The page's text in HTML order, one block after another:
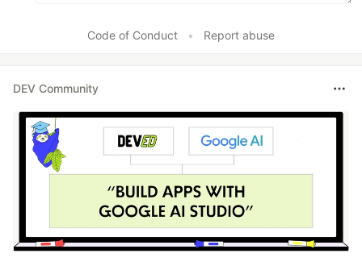
Code of Conduct • Report abuse
DEV Community